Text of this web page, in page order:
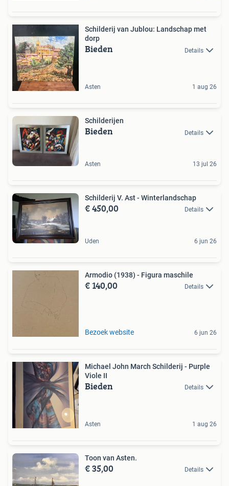
Schilderij van Jublou: Landschap met
dorp
Bieden Details
Asten 1 aug 26
Schilderijen
Bieden Details
Asten 13 jul 26
Schilderij V. Ast - Winterlandschap
€ 450,00 Details
Uden 6 jun 26
Armodio (1938) - Figura maschile
€ 140,00 Details
Bezoek website 6 jun 26
Michael John March Schilderij - Purple
Viole II
Bieden Details
Asten 1 aug 26
Toon van Asten.
€ 35,00 Details